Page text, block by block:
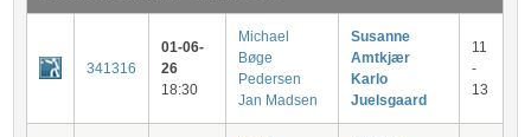
341316
01-06-
26
18:30
Michael
Bøge
Pedersen
Jan Madsen
Susanne
Amtkjær
Karlo
Juelsgaard
11
-
13